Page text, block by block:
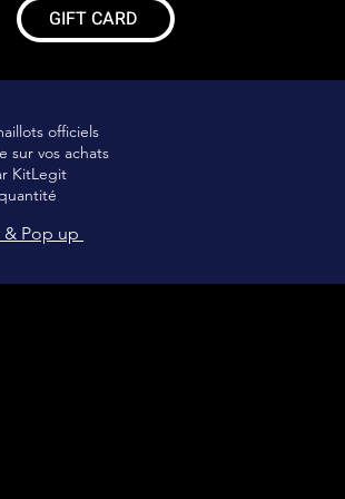
GIFT CARD
officiels
sur vos achats
KitLegit
& Pop up